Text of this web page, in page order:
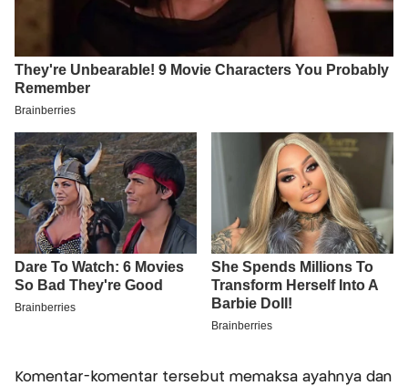
Komentar-komentar tersebut memaksa ayahnya dan